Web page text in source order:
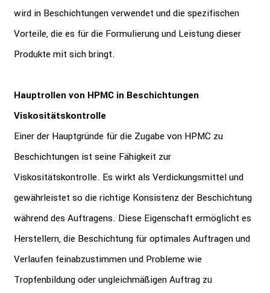
wird in Beschichtungen verwendet und die spezifischen
Vorteile, die es für die Formulierung und Leistung dieser
Produkte mit sich bringt.
Hauptrollen von HPMC in Beschichtungen
Viskositätskontrolle
Einer der Hauptgründe für die Zugabe von HPMC zu
Beschichtungen ist seine Fähigkeit zur
Viskositätskontrolle. Es wirkt als Verdickungsmittel und
gewährleistet so die richtige Konsistenz der Beschichtung
während des Auftragens. Diese Eigenschaft ermöglicht es
Herstellern, die Beschichtung für optimales Auftragen und
Verlaufen feinabzustimmen und Probleme wie
Tropfenbildung oder ungleichmäßigen Auftrag zu